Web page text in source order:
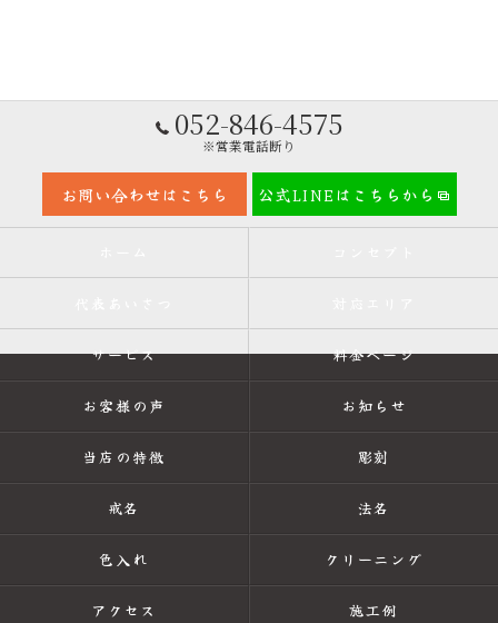
052-846-4575
※営業電話断り
お問い合わせはこちら 公式LINEはこちらから
サービス 料金ページ
お客様の声 お知らせ
当店の特徴 彫刻
戒名 法名
色入れ クリーニング
アクセス 施工例